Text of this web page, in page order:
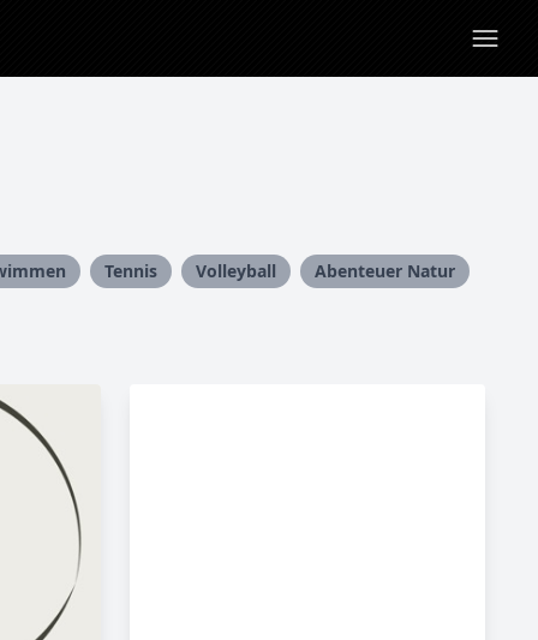
Tennis Volleyball Abenteuer Natur